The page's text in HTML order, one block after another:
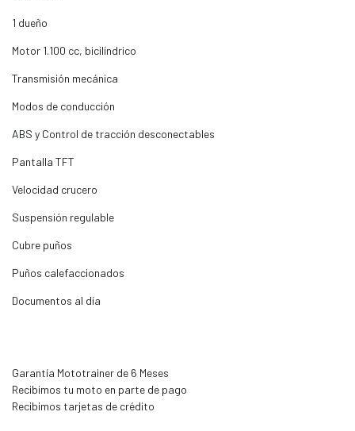
1 dueño
Motor 1.100 cc, bicilíndrico
Transmisión mecánica
Modos de conducción
ABS y Control de tracción desconectables
Pantalla TFT
Velocidad crucero
Suspensión regulable
Cubre puños
Puños calefaccionados
Documentos al día
Garantía Mototrainer de 6 Meses
Recibimos tu moto en parte de pago
Recibimos tarjetas de crédito